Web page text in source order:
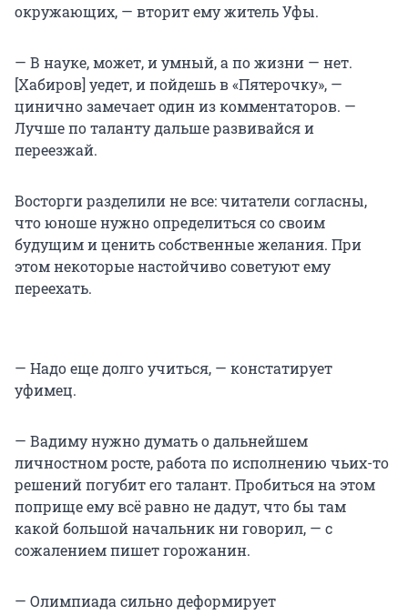
окружающих, — вторит ему житель Уфы.
— В науке, может, и умный, а по жизни — нет.
[Хабиров] уедет, и пойдешь в «Пятерочку», —
цинично замечает один из комментаторов. —
Лучше по таланту дальше развивайся и
переезжай.
Восторги разделили не все: читатели согласны,
что юноше нужно определиться со своим
будущим и ценить собственные желания. При
этом некоторые настойчиво советуют ему
переехать.
— Надо еще долго учиться, — констатирует
уфимец.
— Вадиму нужно думать о дальнейшем
личностном росте, работа по исполнению чьих-то
решений погубит его талант. Пробиться на этом
поприще ему всё равно не дадут, что бы там
какой большой начальник ни говорил, — с
сожалением пишет горожанин.
— Олимпиада сильно деформирует